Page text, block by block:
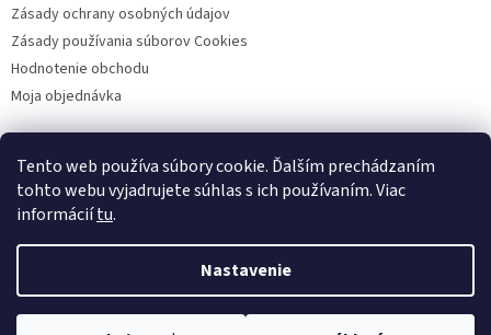
Tento web používa súbory cookie. Ďalším prechádzaním
tohto webu vyjadrujete súhlas s ich používaním. Viac
informáciítu.
Nastavenie
Zásady ochrany osobných údajov
Zásady používania súborov Cookies
Hodnotenie obchodu
Moja objednávka
Facebook
Vytvoril Shoptet